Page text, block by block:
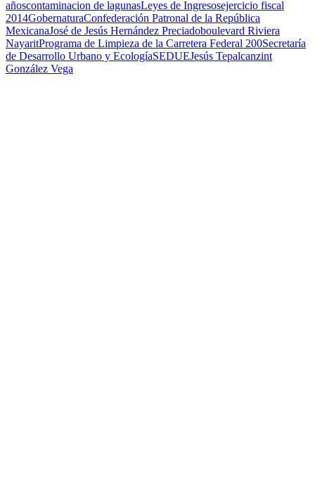
añoscontaminacion de lagunasLeyes de Ingresosejercicio fiscal
2014GobernaturaConfederación Patronal de la República
MexicanaJosé de Jesús Hernández Preciadoboulevard Riviera
NayaritPrograma de Limpieza de la Carretera Federal 200Secretaría
de Desarrollo Urbano y EcologíaSEDUEJesús Tepalcanzint
González Vega